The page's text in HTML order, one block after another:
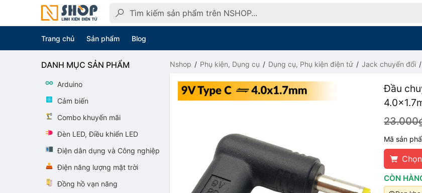
Trang chủ Sản phẩm Blog
Nshop Phụ kiện, Dụng cụ Dụng cụ, Phụ kiện điện tử Jack chuyển đổi
Đầu
Mã sản
CÒN
DANH MỤC SẢN PHẨM
Arduino
Cảm biến
Combo khuyến mãi
Đèn LED, Điều khiển LED
Điện dân dụng và Công nghiệp
Điện năng lượng mặt trời
Đồng hồ vạn năng